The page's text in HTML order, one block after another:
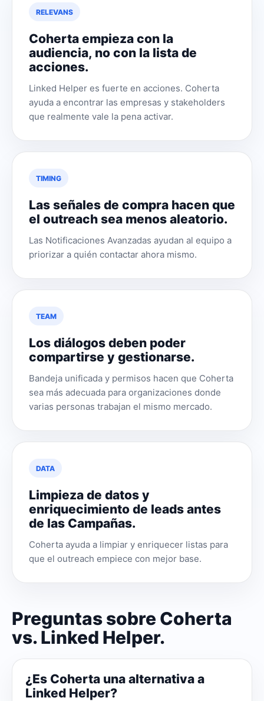
RELEVANS
Coherta empieza con la
audiencia, no con la lista de
acciones.
Linked Helper es fuerte en acciones. Coherta
ayuda a encontrar las empresas y stakeholders
que realmente vale la pena activar.
TIMING
Las señales de compra hacen que
el outreach sea menos aleatorio.
Las Notificaciones Avanzadas ayudan al equipo a
priorizar a quién contactar ahora mismo.
TEAM
Los diálogos deben poder
compartirse y gestionarse.
Bandeja unificada y permisos hacen que Coherta
sea más adecuada para organizaciones donde
varias personas trabajan el mismo mercado.
DATA
Limpieza de datos y
enriquecimiento de leads antes
de las Campañas.
Coherta ayuda a limpiar y enriquecer listas para
que el outreach empiece con mejor base.
Preguntas sobre Coherta
vs. Linked Helper.
¿Es Coherta una alternativa a
Linked Helper?